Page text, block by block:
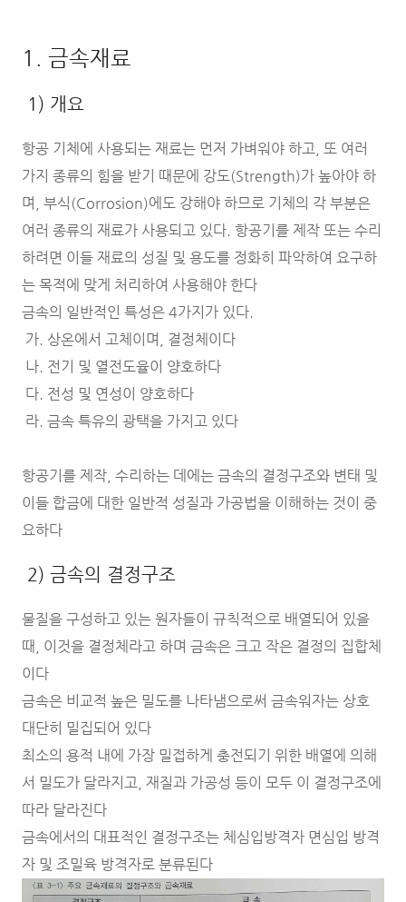
1. 금속재료
1) 개요
항공 기체에 사용되는 재료는 먼저 가벼워야 하고, 또 여러
가지 종류의 힘을 받기 때문에 강도(Strength)가 높아야 하
며, 부식(Corrosion)에도 강해야 하므로 기체의 각 부분은
여러 종류의 재료가 사용되고 있다. 항공기를 제작 또는 수리
하려면 이들 재료의 성질 및 용도를 정화히 파악하여 요구하
는 목적에 맞게 처리하여 사용해야 한다
금속의 일반적인 특성은 4가지가 있다.
가. 상온에서 고체이며, 결정체이다
나. 전기 및 열전도율이 양호하다
다. 전성 및 연성이 양호하다
라. 금속 특유의 광택을 가지고 있다
항공기를 제작, 수리하는 데에는 금속의 결정구조와 변태 및
이들 합금에 대한 일반적 성질과 가공법을 이해하는 것이 중
요하다
2) 금속의 결정구조
물질을 구성하고 있는 원자들이 규칙적으로 배열되어 있을
때, 이것을 결정체라고 하며 금속은 크고 작은 결정의 집합체
이다
금속은 비교적 높은 밀도를 나타냄으로써 금속워자는 상호
대단히 밀집되어 있다
최소의 용적 내에 가장 밀접하게 충전되기 위한 배열에 의해
서 밀도가 달라지고, 재질과 가공성 등이 모두 이 결정구조에
따라 달라진다
금속에서의 대표적인 결정구조는 체심입방격자 면심입 방격
자 및 조밀육 방격자로 분류된다